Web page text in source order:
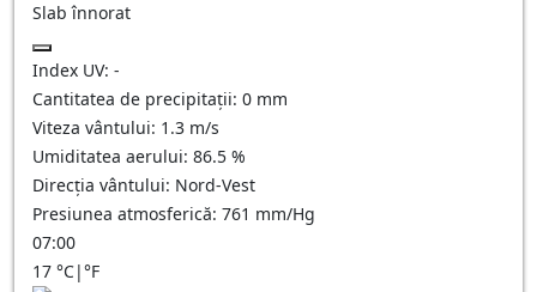
Slab înnorat
Index UV: -
Cantitatea de precipitații: 0 mm
Viteza vântului: 1.3 m/s
Umiditatea aerului: 86.5 %
Direcția vântului: Nord-Vest
Presiunea atmosferică: 761 mm/Hg
07:00
17 °C|°F